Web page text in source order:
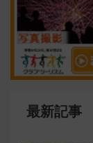
最新記事